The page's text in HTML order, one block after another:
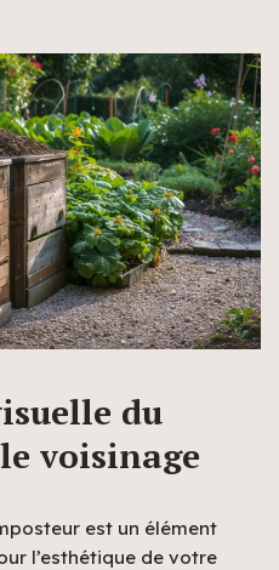
du
voisinage
est un élément
l’esthétique de votre